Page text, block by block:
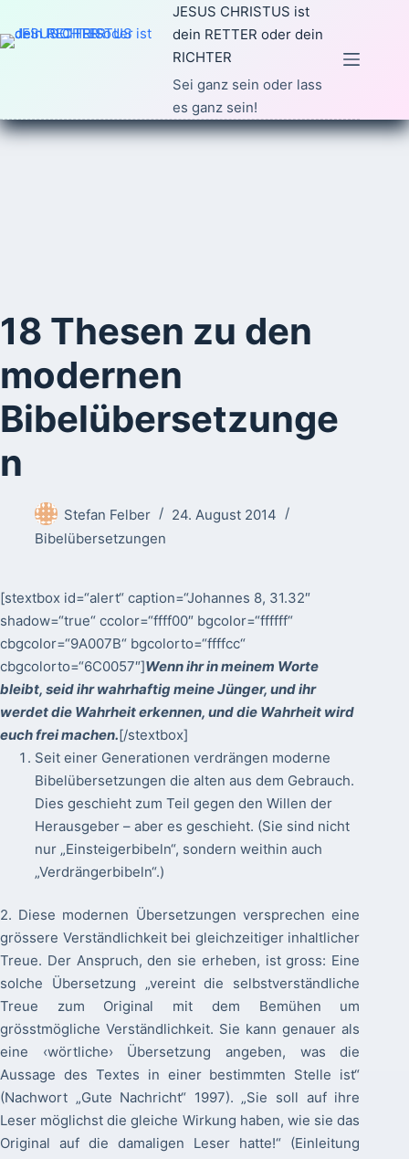
Inhalt
JESUS CHRISTUS ist
dein RETTER oder dein
RICHTER
Sei ganz sein oder lass
es ganz sein!
18 Thesen zu den
modernen
Bibelübersetzunge
n
Stefan Felber
24. August 2014
Bibelübersetzungen
[stextbox id=“alert“ caption=“Johannes 8, 31.32″
shadow=“true“ ccolor=“ffff00″ bgcolor=“ffffff“
cbgcolor=“9A007B“ bgcolorto=“ffffcc“
cbgcolorto=“6C0057″]Wenn ihr in meinem Worte
bleibt, seid ihr wahrhaftig meine Jünger, und ihr
werdet die Wahrheit erkennen, und die Wahrheit wird
euch frei machen.[/stextbox]
Seit einer Generationen verdrängen moderne
Bibelübersetzungen die alten aus dem Gebrauch.
Dies geschieht zum Teil gegen den Willen der
Herausgeber – aber es geschieht. (Sie sind nicht
nur „Einsteigerbibeln“, sondern weithin auch
„Verdrängerbibeln“.)
2. Diese modernen Übersetzungen versprechen eine
grössere Verständlichkeit bei gleichzeitiger inhaltlicher
Treue. Der Anspruch, den sie erheben, ist gross: Eine
solche Übersetzung „vereint die selbstverständliche
Treue zum Original mit dem Bemühen um
grösstmögliche Verständlichkeit. Sie kann genauer als
eine ‹wörtliche› Übersetzung angeben, was die
Aussage des Textes in einer bestimmten Stelle ist“
(Nachwort „Gute Nachricht“ 1997). „Sie soll auf ihre
Leser möglichst die gleiche Wirkung haben, wie sie das
Original auf die damaligen Leser hatte!“ (Einleitung